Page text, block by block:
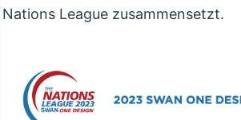
Nations League zusammensetzt.